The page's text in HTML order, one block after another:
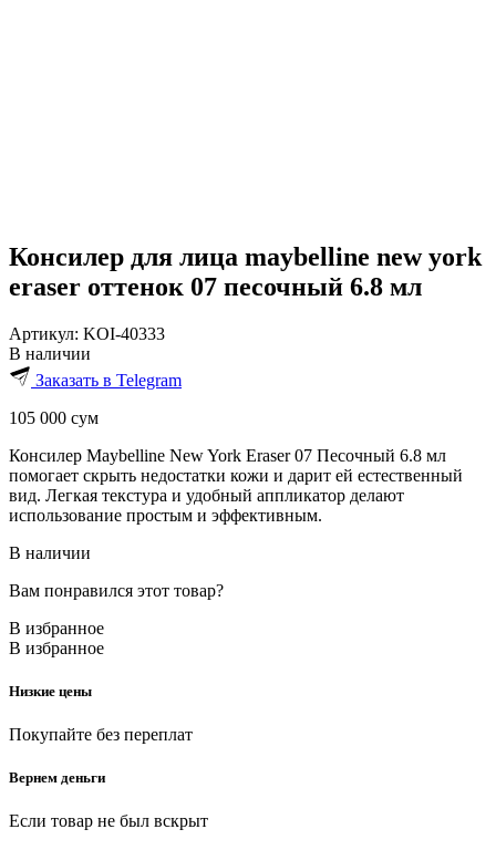
Консилер для лица maybelline new york
eraser оттенок 07 песочный 6.8 мл
Артикул: KOI-40333
В наличии
Заказать в Telegram
105 000 сум
Консилер Maybelline New York Eraser 07 Песочный 6.8 мл
помогает скрыть недостатки кожи и дарит ей естественный
вид. Легкая текстура и удобный аппликатор делают
использование простым и эффективным.
В наличии
Вам понравился этот товар?
В избранное
В избранное
Низкие цены
Покупайте без переплат
Вернем деньги
Если товар не был вскрыт